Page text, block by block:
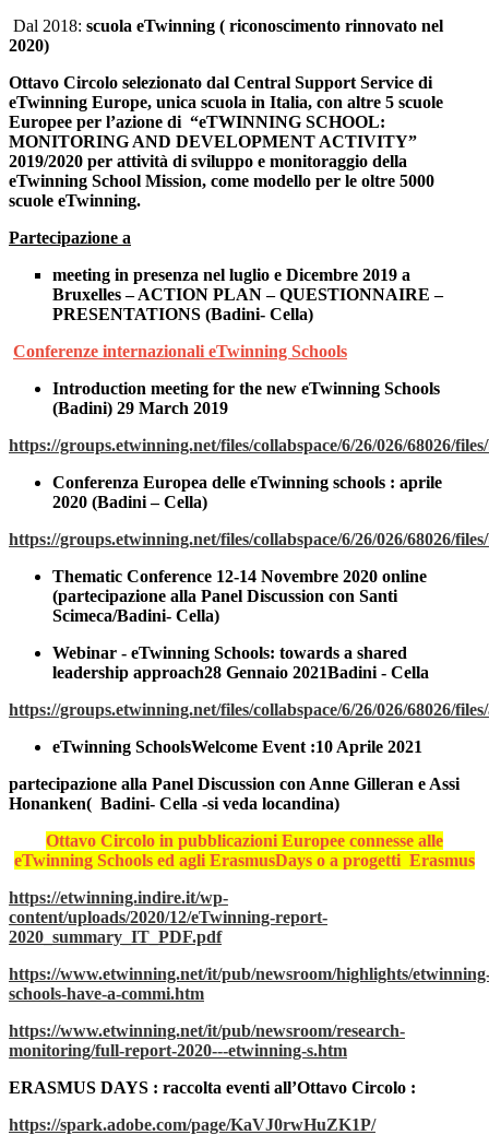
Dal 2018: scuola eTwinning ( riconoscimento rinnovato nel
2020)
Ottavo Circolo selezionato dal Central Support Service di
eTwinning Europe, unica scuola in Italia, con altre 5 scuole
Europee per l’azione di “eTWINNING SCHOOL:
MONITORING AND DEVELOPMENT ACTIVITY”
2019/2020 per attività di sviluppo e monitoraggio della
eTwinning School Mission, come modello per le oltre 5000
scuole eTwinning.
Partecipazione a
meeting in presenza nel luglio e Dicembre 2019 a
Bruxelles – ACTION PLAN – QUESTIONNAIRE –
PRESENTATIONS (Badini- Cella)
Conferenze internazionali eTwinning Schools
Introduction meeting for the new eTwinning Schools
(Badini) 29 March 2019
https://groups.etwinning.net/files/collabspace/6/26/026/68026/
Conferenza Europea delle eTwinning schools : aprile
2020 (Badini – Cella)
https://groups.etwinning.net/files/collabspace/6/26/026/68026/
Thematic Conference 12-14 Novembre 2020 online
(partecipazione alla Panel Discussion con Santi
Scimeca/Badini- Cella)
Webinar - eTwinning Schools: towards a shared
leadership approach28 Gennaio 2021Badini - Cella
https://groups.etwinning.net/files/collabspace/6/26/026/68026/
eTwinning SchoolsWelcome Event :10 Aprile 2021
partecipazione alla Panel Discussion con Anne Gilleran e Assi
Honanken( Badini- Cella -si veda locandina)
Ottavo Circolo in pubblicazioni Europee connesse alle
eTwinning Schools ed agli ErasmusDays o a progetti Erasmus
https://etwinning.indire.it/wp-
content/uploads/2020/12/eTwinning-report-
2020_summary_IT_PDF.pdf
https://www.etwinning.net/it/pub/newsroom/highlights/
schools-have-a-commi.htm
https://www.etwinning.net/it/pub/newsroom/research-
monitoring/full-report-2020---etwinning-s.htm
ERASMUS DAYS : raccolta eventi all’Ottavo Circolo :
https://spark.adobe.com/page/KaVJ0rwHuZK1P/